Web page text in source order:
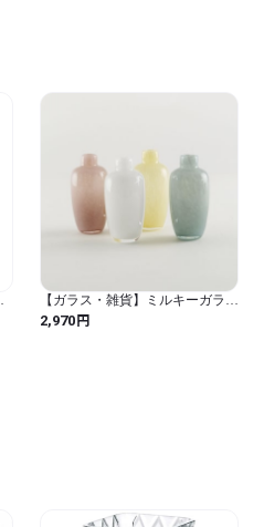
【ガラス・雑貨】ミルキーガラス
フラワーベース スリム
2,970円